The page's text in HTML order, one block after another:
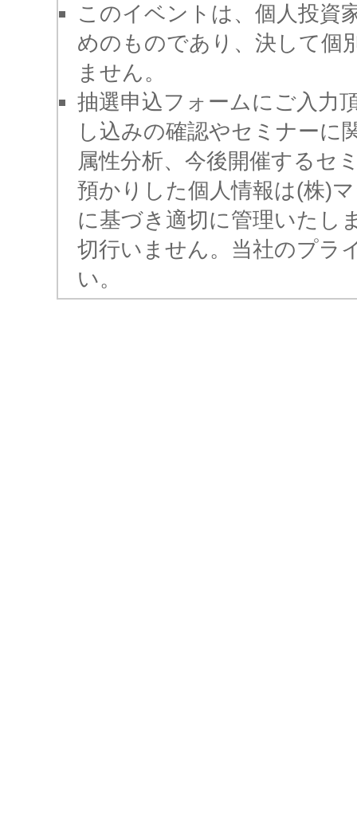
このイベントは、個人投資
めのものであり、決して個
ません。
抽選申込フォームにご入力
し込みの確認やセミナーに
属性分析、今後開催するセ
預かりした個人情報は(株)
に基づき適切に管理いたし
切行いません。当社のプラ
い。